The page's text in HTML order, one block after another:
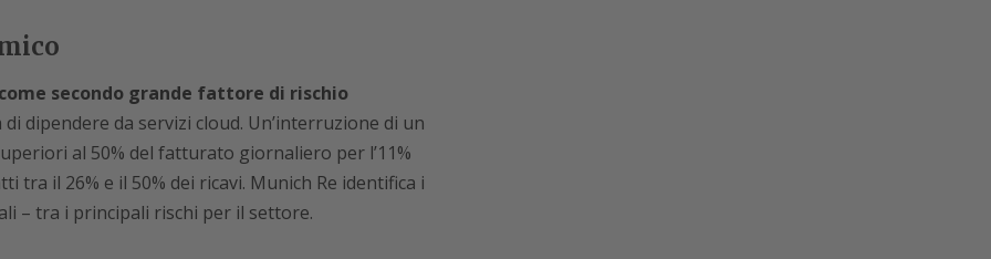
secondo grande fattore di rischio
dipendere da servizi cloud. Un’interruzione di un
al 50% del fatturato giornaliero per l’11%
tra il 26% e il 50% dei ricavi. Munich Re identifica i
– tra i principali rischi per il settore.